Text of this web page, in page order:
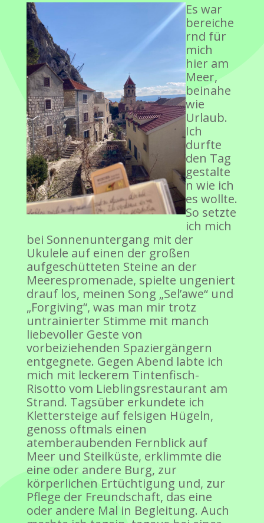
Es war
bereiche
rnd für
mich
hier am
Meer,
beinahe
wie
Urlaub.
Ich
durfte
den Tag
gestalte
n wie ich
es wollte.
So setzte
ich mich
bei Sonnenuntergang mit der
Ukulele auf einen der großen
aufgeschütteten Steine an der
Meerespromenade, spielte ungeniert
drauf los, meinen Song „Sel’awe“ und
„Forgiving“, was man mir trotz
untrainierter Stimme mit manch
liebevoller Geste von
vorbeiziehenden Spaziergängern
entgegnete. Gegen Abend labte ich
mich mit leckerem Tintenfisch-
Risotto vom Lieblingsrestaurant am
Strand. Tagsüber erkundete ich
Klettersteige auf felsigen Hügeln,
genoss oftmals einen
atemberaubenden Fernblick auf
Meer und Steilküste, erklimmte die
eine oder andere Burg, zur
körperlichen Ertüchtigung und, zur
Pflege der Freundschaft, das eine
oder andere Mal in Begleitung. Auch